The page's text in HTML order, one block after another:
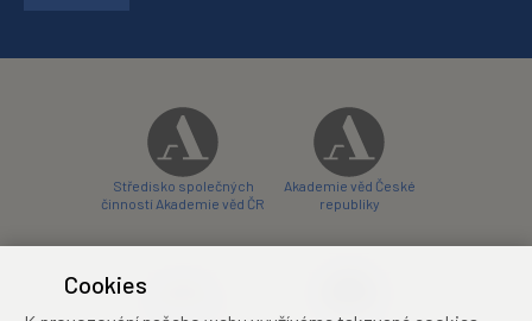
Středisko společných
činností Akademie věd ČR
Akademie věd České
republiky
Cookies